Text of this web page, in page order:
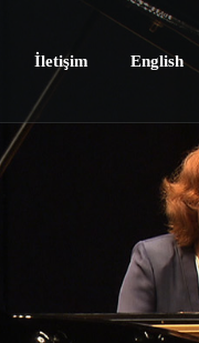
İletişim English